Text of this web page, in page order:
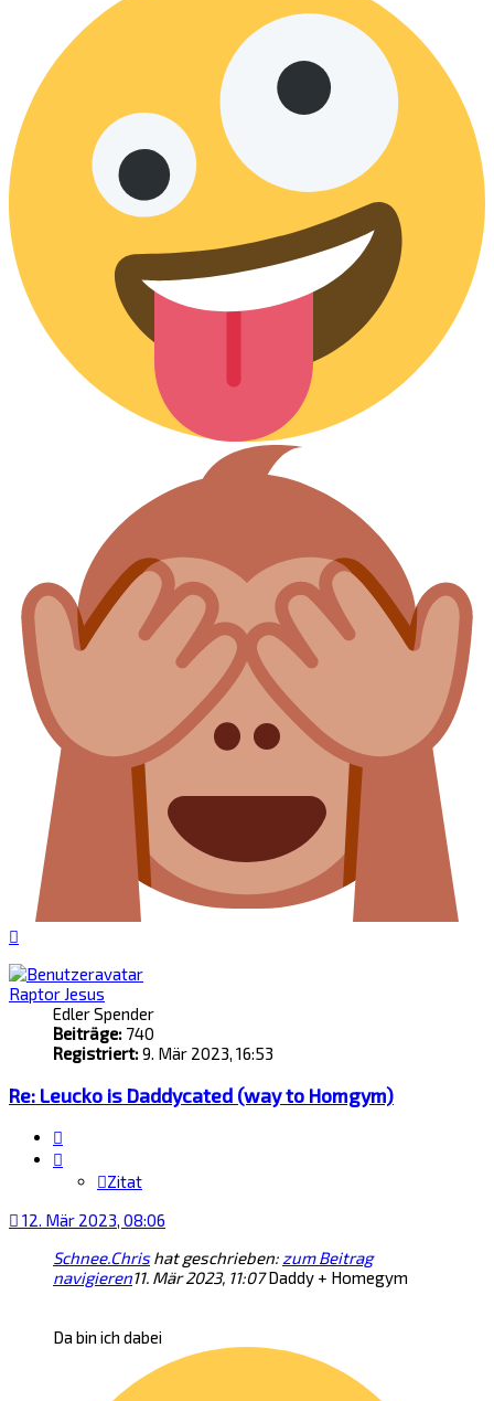
Raptor Jesus
Edler Spender
Beiträge: 740
Registriert:9. Mär 2023, 16:53
Re: Leucko is Daddycated (way to Homgym)
Zitat
12. Mär 2023, 08:06
Schnee.Chrishat geschrieben: zum Beitrag
navigieren11. Mär 2023, 11:07Daddy + Homegym
Da bin ich dabei